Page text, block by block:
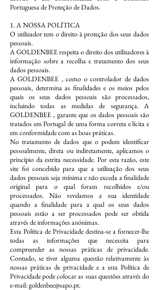
Portuguesa de Proteção de Dados.
1. A NOSSA POLÍTICA
O utilizador tem o direito à proteção dos seus dados
pessoais.
A GOLDENBEE respeita o direito dos utilizadores à
informação sobre a recolha e tratamento dos seus
dados pessoais.
A GOLDENBEE , como o controlador de dados
pessoais, determina as finalidades e os meios pelos
quais os seus dados pessoais são processados,
incluindo todas as medidas de segurança. A
GOLDENBEE , garante que os dados pessoais são
tratados em Portugal de uma forma correta e lícita e
em conformidade com as boas práticas.
No tratamento de dados que o podem identificar
pessoalmente, direta ou indiretamente, aplicamos o
princípio da estrita necessidade. Por esta razão, este
site foi concebido para que a utilização dos seus
dados pessoais seja mínima e não exceda a finalidade
original para o qual foram recolhidos e/ou
processados. Não revelamos a sua identidade
quando a finalidade para a qual os seus dados
pessoais estão a ser processados pode ser obtida
através de informações anónimas.
Esta Política de Privacidade destina-se a fornecer-lhe
todas as informações que necessita para
compreender as nossas práticas de privacidade.
Contudo, se tiver alguma questão relativamente às
nossas práticas de privacidade e a esta Política de
Privacidade pode colocar as suas questões através do
e-mail: goldenbee@sapo.pt.